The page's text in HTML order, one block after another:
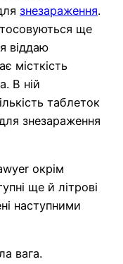
знезараження.
ще
віддаю
місткість
В ній
таблеток
знезараження
окрім
ще й літрові
наступними
вага.